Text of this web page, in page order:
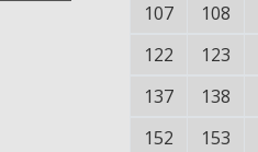
107
108
122
123
137
138
152
153